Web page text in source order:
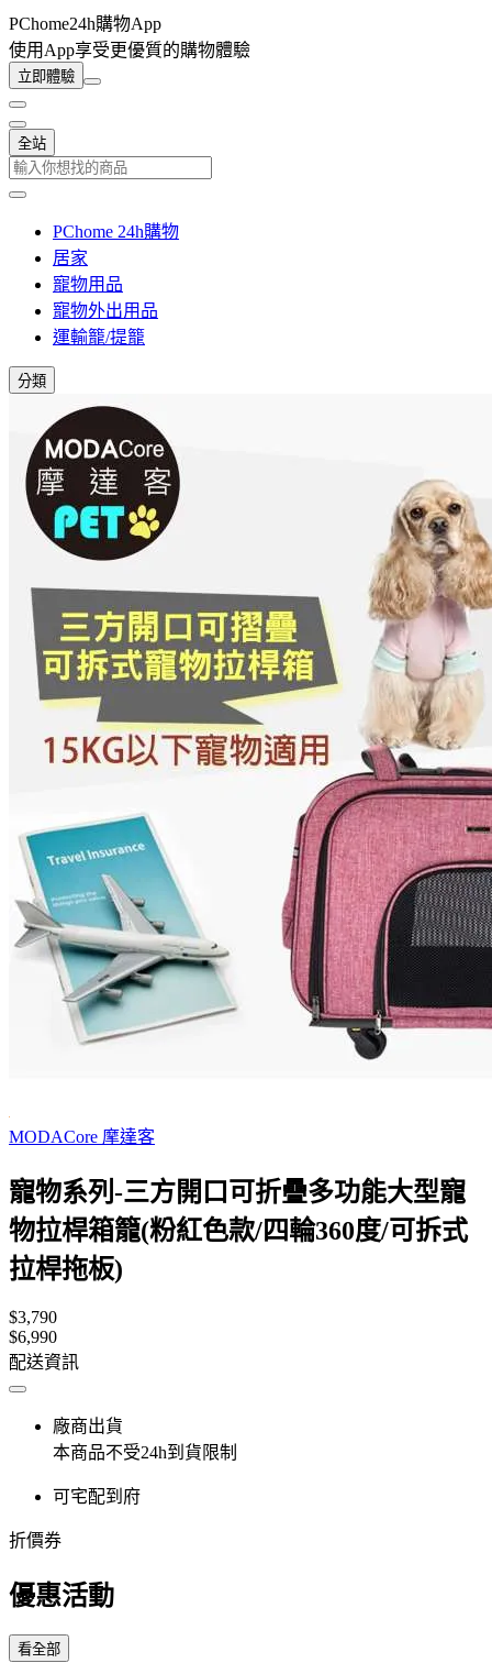
PChome24h購物App
使用App享受更優質的購物體驗
立即體驗
全站
PChome 24h購物
居家
寵物用品
寵物外出用品
運輸籠/提籠
分類
MODACore 摩達客
寵物系列-三方開口可折疊多功能大型寵
物拉桿箱籠(粉紅色款/四輪360度/可拆式
拉桿拖板)
$3,790
$6,990
配送資訊
廠商出貨
本商品不受24h到貨限制
可宅配到府
折價券
優惠活動
看全部